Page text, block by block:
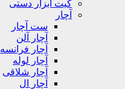
کیت ابزار دستی
آچار
ست آچار
آچار آلن
آچار فرانسه
آچار لوله
آچار شلاقی
آچار ال